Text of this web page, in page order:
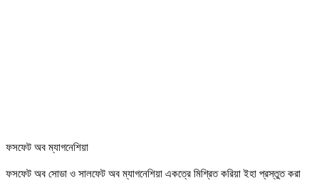
ফসফেট অব ম্যাগনেশিয়া
ফসফেট অব সোডা ও সালফেট অব ম্যাগনেশিয়া একত্রে মিশ্রিত করিয়া ইহা প্রস্তুত করা